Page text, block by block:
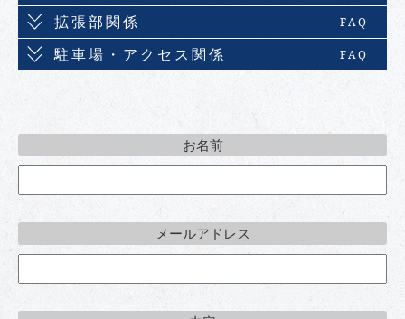
拡張部関係 FAQ
駐車場・アクセス関係 FAQ
お名前
メールアドレス